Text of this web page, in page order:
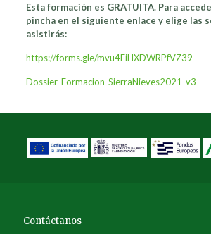
Esta formación es GRATUITA. Para
pincha en el siguiente enlace y elige las
asistirás:
https://forms.gle/mvu4FiHXDWRPfVZ39
Dossier-Formacion-SierraNieves2021-v3
Contáctanos